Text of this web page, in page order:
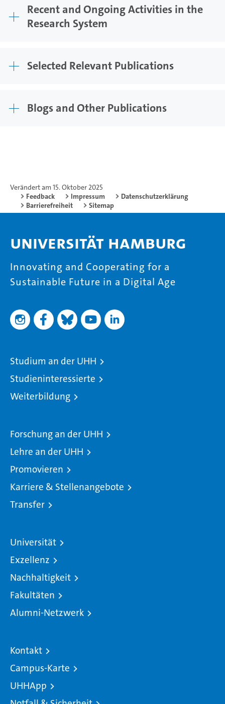
Recent and Ongoing Activities in the
Research System
Selected Relevant Publications
Blogs and Other Publications
Verändert am 15. Oktober 2025
Feedback
Impressum
Datenschutzerklärung
Barrierefreiheit
Sitemap
Universität Hamburg
Innovating and Cooperating for a
Sustainable Future in a Digital Age
Studium an der UHH
Studieninteressierte
Weiterbildung
Forschung an der UHH
Lehre an der UHH
Promovieren
Karriere & Stellenangebote
Transfer
Universität
Exzellenz
Nachhaltigkeit
Fakultäten
Alumni-Netzwerk
Kontakt
Campus-Karte
UHHApp